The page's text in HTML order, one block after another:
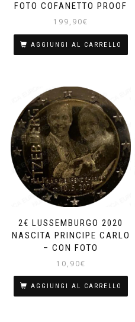
FOTO COFANETTO PROOF
199,90€
AGGIUNGI AL CARRELLO
2€ LUSSEMBURGO 2020
NASCITA PRINCIPE CARLO
– CON FOTO
10,90€
AGGIUNGI AL CARRELLO